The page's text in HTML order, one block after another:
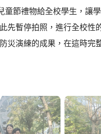
節禮物給全校學生，讓
先暫停拍照，進行全校性
災演練的成果，在這時完